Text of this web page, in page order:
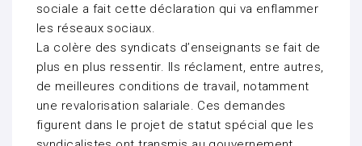
sociale a fait cette déclaration qui va enflammer
les réseaux sociaux.
La colère des syndicats d’enseignants se fait de
plus en plus ressentir. Ils réclament, entre autres,
de meilleures conditions de travail, notamment
une revalorisation salariale. Ces demandes
figurent dans le projet de statut spécial que les